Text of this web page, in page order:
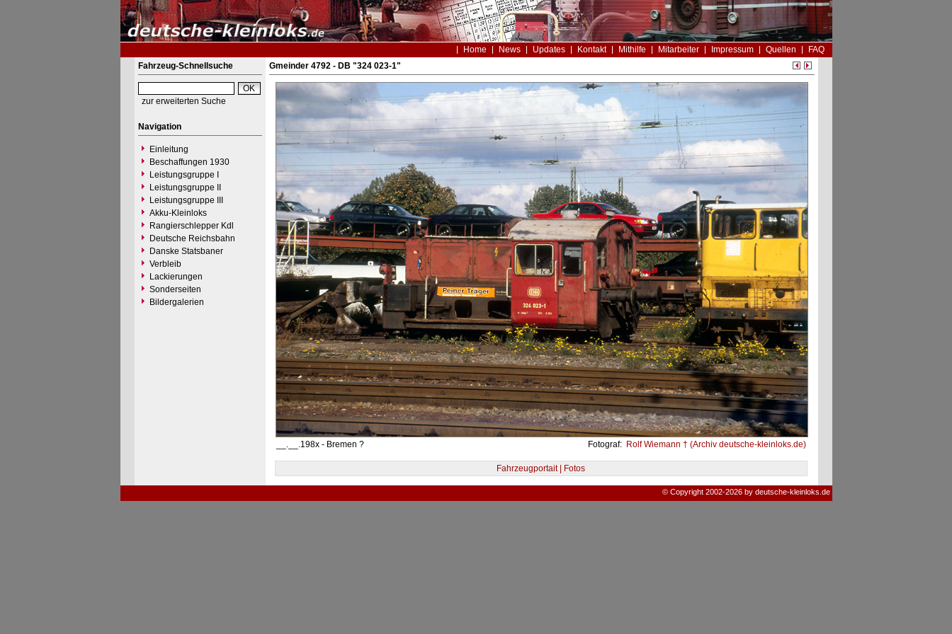
Home News Updates Kontakt Mithilfe Mitarbeiter Impressum Quellen
FAQ
Fahrzeug-Schnellsuche
zur erweiterten Suche
Navigation
Einleitung
Beschaffungen 1930
Leistungsgruppe I
Leistungsgruppe II
Leistungsgruppe III
Akku-Kleinloks
Rangierschlepper Kdl
Deutsche Reichsbahn
Danske Statsbaner
Verbleib
Lackierungen
Sonderseiten
Bildergalerien
Gmeinder 4792 - DB "324 023-1"
__.__.198x - Bremen ? Fotograf: Rolf Wiemann † (Archiv deutsche-kleinloks.de)
Fahrzeugportait | Fotos
© Copyright 2002-2026 by deutsche-kleinloks.de